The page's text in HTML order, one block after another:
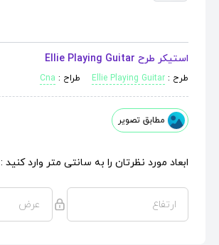
استیکر طرح Ellie Playing Guitar
طرح : Ellie Playing Guitar طراح : Cna
ابعاد مورد نظرتان را به سانتی متر وارد کنید :
مطابق تصویر